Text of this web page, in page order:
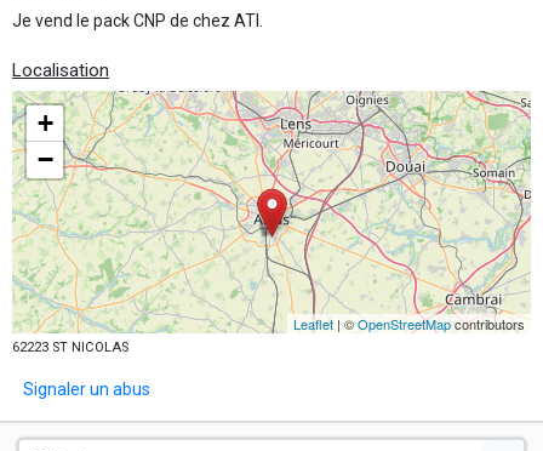
Je vend le pack CNP de chez ATI.
Localisation
+
−
Leaflet | ©OpenStreetMapcontributors
62223 ST NICOLAS
Signaler un abus